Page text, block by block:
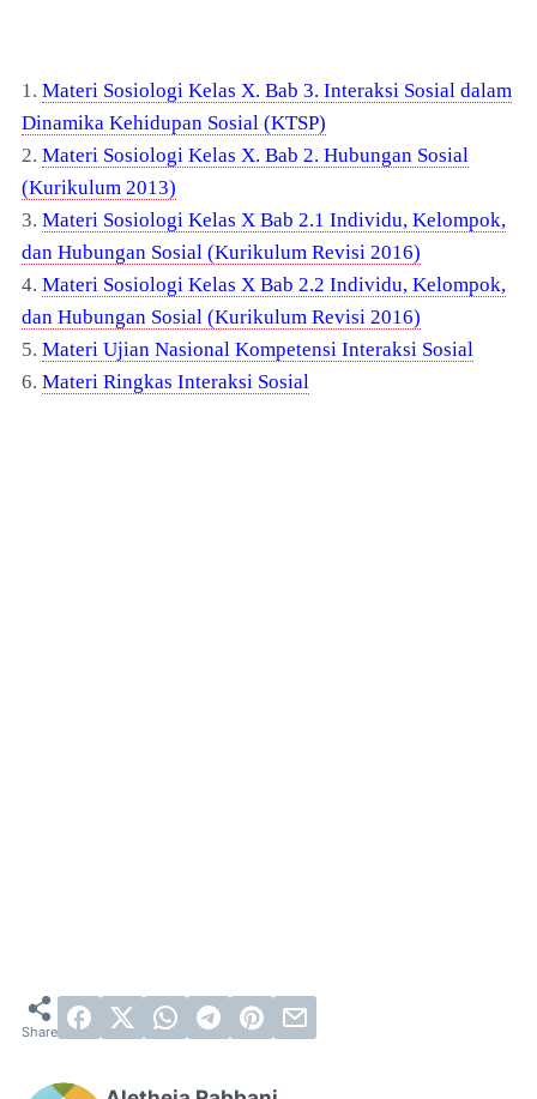
1. Materi Sosiologi Kelas X. Bab 3. Interaksi Sosial dalam
Dinamika Kehidupan Sosial (KTSP)
2. Materi Sosiologi Kelas X. Bab 2. Hubungan Sosial
(Kurikulum 2013)
3. Materi Sosiologi Kelas X Bab 2.1 Individu, Kelompok,
dan Hubungan Sosial (Kurikulum Revisi 2016)
4. Materi Sosiologi Kelas X Bab 2.2 Individu, Kelompok,
dan Hubungan Sosial (Kurikulum Revisi 2016)
5. Materi Ujian Nasional Kompetensi Interaksi Sosial
6. Materi Ringkas Interaksi Sosial